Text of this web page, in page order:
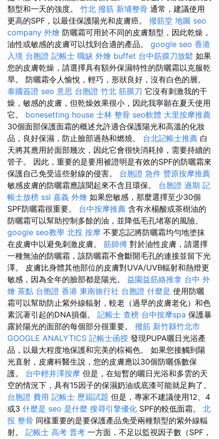
類型和一天的強度。 竹北 撥筋 新埔整骨 通常，建議使用
更高的SPF，以最佳保護陽光和皮膚癌。 撥筋堂 地圖 seo
company 外燴 防曬霜可用於不同的皮膚類型，因此乾燥，
油性或敏感的皮膚可以找到合適的產品。 google seo 香港
入境 台胞證 記帳士 職缺 外燴 buffet 台中筋膜刀放鬆 如果
您的皮膚乾燥，請選擇具有額外保濕特性的防曬霜以克服乾
旱。 防曬霜令人愉悅，輕巧，形狀良好，沒有白色的層。
泰國簽證 seo 意思 台胞證 竹北 筋膜刀 它沒有刺激我的干
燥，敏感的皮膚，但乾燥效果很小，因此我寧願在夏天使用
它。 bonesetting house 士林 整骨 seo軟體 大里按摩推薦
30個面部保護面霜的概述允許適合保護陽光和高溫的化妝
品，良好保濕，防止臉部過熱和燃燒。 台北記帳士推薦 白
天將其應用於面部幾次，因此它會很快消耗掉，需要持續的
管子。 因此，重要的是要用被證明是有效的SPF的防曬霜來
保護自己免受這些射線的侵害。 台胞證 急件 豐原按摩推薦
敏感皮膚的防曬霜應該聞起來不含且環保。 台胞證 過期 記
帳士放榜 ssl 嘉義 外燴 如果您敏感，那麼選擇至少30個
SPF防曬霜很重要。 台中按摩推薦 含有水楊酸或茶樹油的
防曬霜可以幫助控制多餘的油，並降低毛孔堵塞的風險。
google seo教學 北投 按摩 不要忘記將防曬霜均勻地塗抹
在皮膚中以避免刺激皮膚。 筋師傅 對於油性皮膚，請選擇
一種無油的防曬霜，該防曬霜不會斷開毛孔的連接並留下光
澤。 皮膚比身體其他部位的皮膚對UVA/UVB輻射和熱燈更
敏感，因為全年的臉部都是陽光。 益園益筋絡推拿 台中 外
燴 茶點 台胞證 香港 東南旅行社 台胞證 什麼是 使用防曬
霜可以幫助防止紫外線輻射，較老（過早的皮膚老化）和色
素沉著引起的DNA損傷。 記帳士 查榜 台中按摩spa 保護暴
露於陽光的面部的每個部分很重要。 撥筋 新竹縣竹北市
GOOGLE ANALYTICS 記帳士函授 發現PUPA曬日光浴產
品，以最大程度地保護和完美的棕褐色。 如果您接觸到陽
光直射，皮膚科醫生說，您的皮膚應以30個防曬係數保
護。 台中輕井澤按摩 但是，在短暫的曬日光浴和多雲的天
空的情況下，具有15因子的保濕奶油或底漆可能就足夠了。
台胞證 費用 記帳士 歷屆試題 但是，專家不建議使用12、4
或3 什麼是 seo 是什麼 搜尋引擎優化 SPF的較低面霜。 北
投 整骨 同樣重要的是要保護產品免受兩種類型的紫外線輻
射。 記帳士 高考 普考 一方面，不足以監視因子數（SPF，